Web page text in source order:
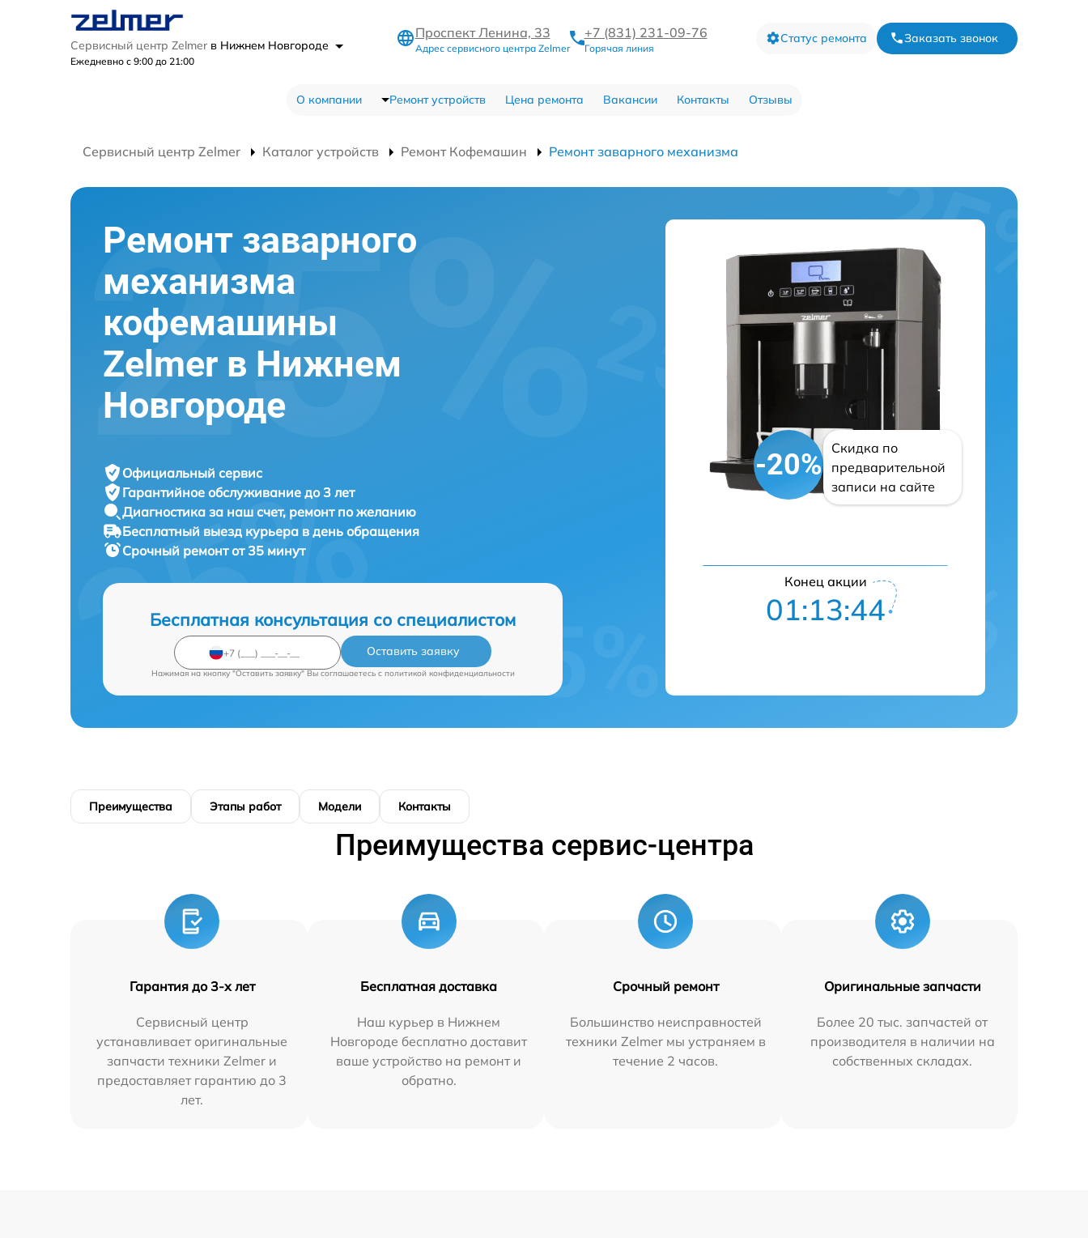
Сервисный центр Zelmer в Нижнем Новгороде
Ежедневно с 9:00 до 21:00
Проспект Ленина, 33
Адрес сервисного центра Zelmer
+7 (831) 231-09-76
Горячая линия
Статус ремонта Заказать звонок
О компании Ремонт устройств Цена ремонта Вакансии Контакты Отзывы
Сервисный центр Zelmer Каталог устройств Ремонт Кофемашин Ремонт заварного механизма
Ремонт заварного
механизма
кофемашины
Zelmer в Нижнем
Новгороде
Официальный сервис
Гарантийное обслуживание до 3 лет
Диагностика за наш счет, ремонт по желанию
Бесплатный выезд курьера в день обращения
Срочный ремонтот 35 минут
Бесплатная консультация со специалистом
Оставить заявку
Нажимая на кнопку "Оставить заявку" Вы соглашаетесь c политикой конфиденциальности
-20%
Скидка по
предварительной
записи на сайте
Конец акции
01:13:43
Преимущества Этапы работ Модели Контакты
Преимущества сервис-центра
Гарантия до 3-х лет
Сервисный центр
устанавливает оригинальные
запчасти техники Zelmer и
предоставляет гарантию до 3
лет.
Бесплатная доставка
Наш курьер в Нижнем
Новгороде бесплатно доставит
ваше устройство на ремонт и
обратно.
Срочный ремонт
Большинство неисправностей
техники Zelmer мы устраняем в
течение 2 часов.
Оригинальные запчасти
Более 20 тыс. запчастей от
производителя в наличии на
собственных складах.